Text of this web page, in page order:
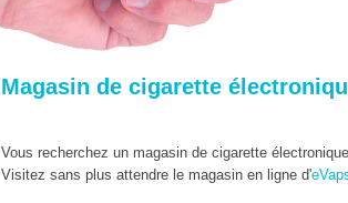
Magasin de cigarette
Vous recherchez un magasin de cigarette
Visitez sans plus attendre le magasin en ligne d'